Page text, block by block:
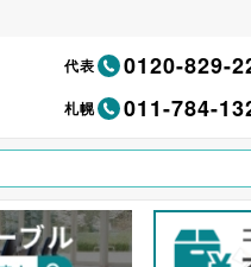
代表 0120-829-
札幌 011-784-